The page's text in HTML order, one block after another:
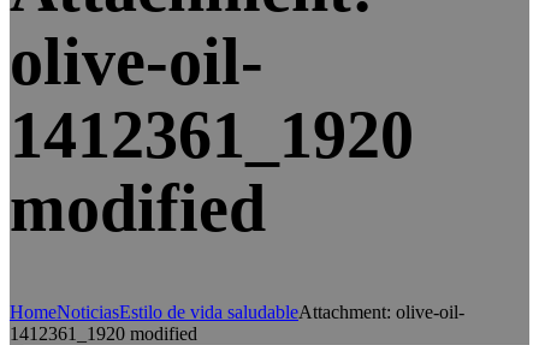
olive-oil-
1412361_1920
modified
HomeNoticiasEstilo de vida saludableAttachment: olive-oil-
1412361_1920 modified